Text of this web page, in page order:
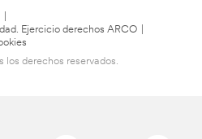
Ejercicio derechos ARCO
derechos reservados.